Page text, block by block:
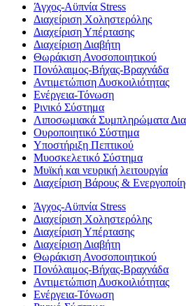
Άγχος-Αϋπνία Stress
Διαχείριση Χοληστερόλης
Διαχείριση Υπέρτασης
Διαχείριση Διαβήτη
Θωράκιση Ανοσοποιητικού
Πονόλαιμος-Βήχας-Βραχνάδα
Αντιμετώπιση Δυσκοιλιότητας
Eνέργεια-Τόνωση
Ρινικό Σύστημα
Λιποσωμιακά Συμπληρώματα
Ουροποιητικό Σύστημα
Υποστήριξη Πεπτικού
Μυοσκελετικό Σύστημα
Μυϊκή και νευρική λειτουργία
Διαχείριση Βάρους &
Άγχος-Αϋπνία Stress
Διαχείριση Χοληστερόλης
Διαχείριση Υπέρτασης
Διαχείριση Διαβήτη
Θωράκιση Ανοσοποιητικού
Πονόλαιμος-Βήχας-Βραχνάδα
Αντιμετώπιση Δυσκοιλιότητας
Eνέργεια-Τόνωση